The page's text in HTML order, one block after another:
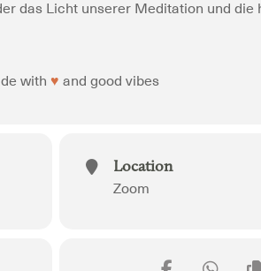
das Licht unserer Meditation und die
with ♥ and good vibes
Location
Zoom